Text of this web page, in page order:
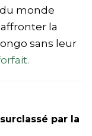
monde
la
sans leur
par la